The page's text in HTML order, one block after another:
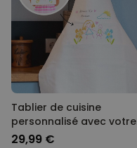
Tablier de cuisine
personnalisé avec votre
dessin
29,99 €